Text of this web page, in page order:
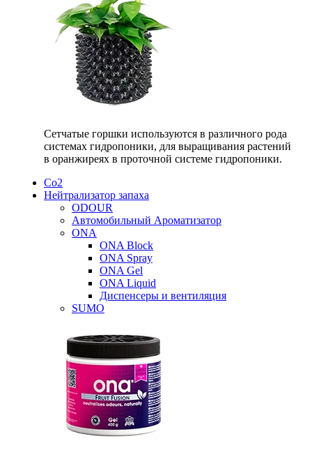
Сетчатые горшки используются в различного рода
системах гидропоники, для выращивания растений
в оранжиреях в проточной системе гидропоники.
Со2
Нейтрализатор запаха
ODOUR
Автомобильный Ароматизатор
ONA
ONA Block
ONA Spray
ONA Gel
ONA Liquid
Диспенсеры и вентиляция
SUMO